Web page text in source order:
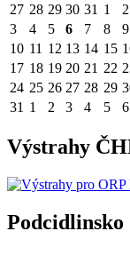
27 28 29 30 31 1
2
3
4 5 6 7 8
9
10 11 12 13 14 15
17 18 19 20 21 22
24 25 26 27 28 29
31 1 2 3 4 5 6
Výstrahy
Podcidlinsko